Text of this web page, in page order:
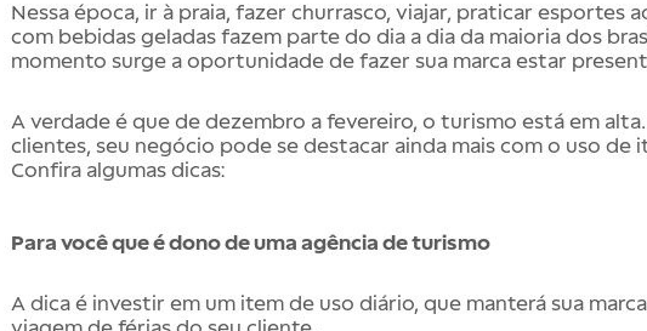
Nessa época, ir à praia, fazer churrasco, viajar, praticar esportes
com bebidas geladas fazem parte do dia a dia da maioria dos
momento surge a oportunidade de fazer sua marca estar
A verdade é que de dezembro a fevereiro, o turismo está em
clientes, seu negócio pode se destacar ainda mais com o uso de
Confira algumas dicas:
Para você que é dono de uma agência de turismo
A dica é investir em um item de uso diário, que manterá sua